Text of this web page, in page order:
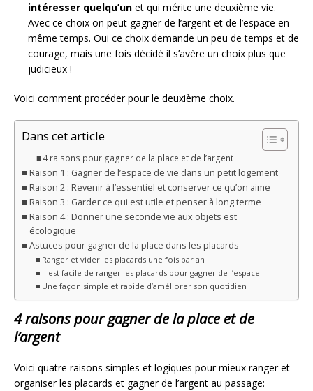
intéresser quelqu’un et qui mérite une deuxième vie.
Avec ce choix on peut gagner de l’argent et de l’espace en
même temps. Oui ce choix demande un peu de temps et de
courage, mais une fois décidé il s’avère un choix plus que
judicieux !
Voici comment procéder pour le deuxième choix.
Dans cet article
4 raisons pour gagner de la place et de l’argent
Raison 1 : Gagner de l’espace de vie dans un petit logement
Raison 2 : Revenir à l’essentiel et conserver ce qu’on aime
Raison 3 : Garder ce qui est utile et penser à long terme
Raison 4 : Donner une seconde vie aux objets est
écologique
Astuces pour gagner de la place dans les placards
Ranger et vider les placards une fois par an
Il est facile de ranger les placards pour gagner de l’espace
Une façon simple et rapide d’améliorer son quotidien
4 raisons pour gagner de la place et de
l’argent
Voici quatre raisons simples et logiques pour mieux ranger et
organiser les placards et gagner de l’argent au passage: